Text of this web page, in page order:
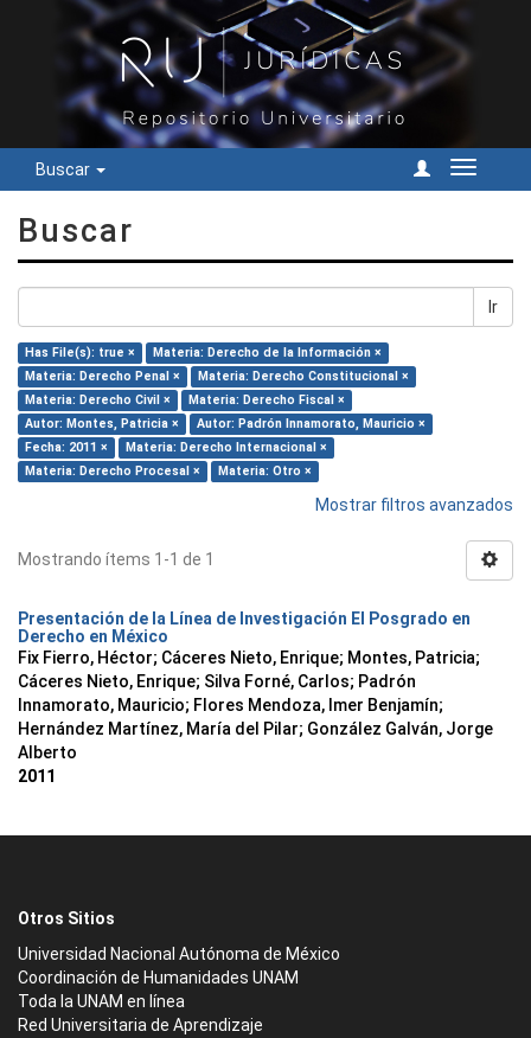
Buscar
Cambiar
Buscar
Ir
Has File(s): true ×
Materia: Derecho de la Información ×
Materia: Derecho Penal ×
Materia: Derecho Constitucional ×
Materia: Derecho Civil ×
Materia: Derecho Fiscal ×
Autor: Montes, Patricia ×
Autor: Padrón Innamorato, Mauricio ×
Fecha: 2011 ×
Materia: Derecho Internacional ×
Materia: Derecho Procesal ×
Materia: Otro ×
Mostrar filtros avanzados
Mostrando ítems 1-1 de 1
Presentación de la Línea de Investigación El Posgrado en
Derecho en México
Fix Fierro, Héctor; Cáceres Nieto, Enrique; Montes, Patricia;
Cáceres Nieto, Enrique; Silva Forné, Carlos; Padrón
Innamorato, Mauricio; Flores Mendoza, Imer Benjamín;
Hernández Martínez, María del Pilar; González Galván, Jorge
Alberto
2011
Otros Sitios
Universidad Nacional Autónoma de México
Coordinación de Humanidades UNAM
Toda la UNAM en línea
Red Universitaria de Aprendizaje